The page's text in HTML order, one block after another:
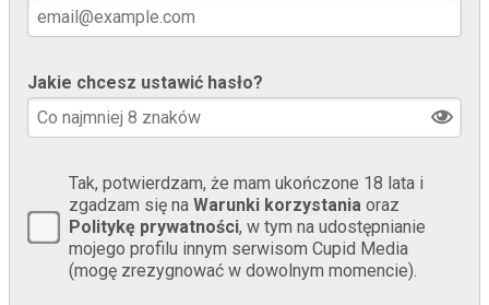
Jakie chcesz ustawić hasło?
Tak, potwierdzam, że mam ukończone 18 lata i
zgadzam się na Warunki korzystania oraz
Politykę prywatności, w tym na udostępnianie
mojego profilu innym serwisom Cupid Media
(mogę zrezygnować w dowolnym momencie).